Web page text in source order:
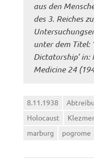
aus den
des 3. Reiches
unter dem Titel:
Dictatorship’
Medicine 24
8.11.1938
Holocaust
marburg
pogrome